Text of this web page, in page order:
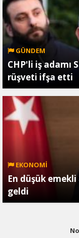
GÜNDEM
CHP'li iş adamı
rüşveti ifşa etti
EKONOMİ
En düşük emekli
geldi